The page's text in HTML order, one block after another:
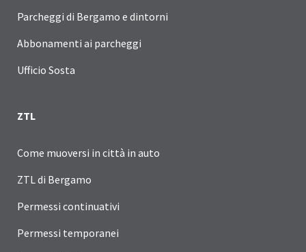
Parcheggi di Bergamo e dintorni
Abbonamenti ai parcheggi
Ufficio Sosta
ZTL
Come muoversi in città in auto
ZTL di Bergamo
Permessi continuativi
Permessi temporanei